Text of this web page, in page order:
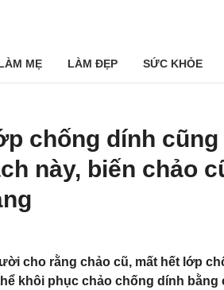
MẸ LÀM ĐẸP SỨC KHỎE
chống dính
này, biến chảo
cho rằng chảo cũ, mất hết lớp
khôi phục chảo chống dính